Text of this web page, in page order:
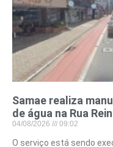
Samae realiza
de água na Rua
04/08/2026 09:02
O serviço está sendo